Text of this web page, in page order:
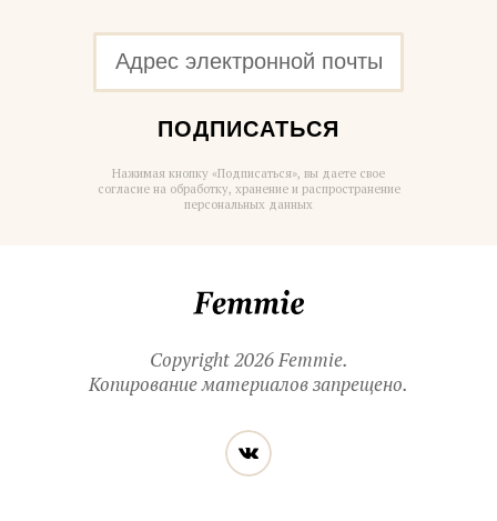
ПОДПИСАТЬСЯ
Нажимая кнопку «Подписаться», вы даете свое
согласие на обработку, хранение и распространение
персональных данных
Copyright 2026 Femmie.
Копирование материалов запрещено.
Читайте
нас
в социальных